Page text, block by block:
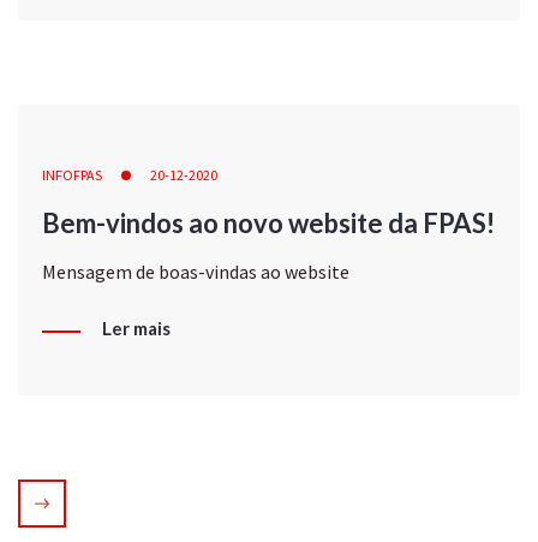
INFOFPAS 20-12-2020
Bem-vindos ao novo website da FPAS!
Mensagem de boas-vindas ao website
Ler mais